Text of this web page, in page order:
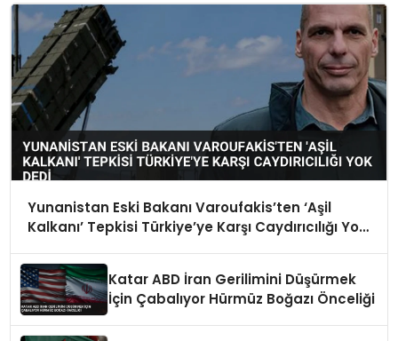
Yunanistan Eski Bakanı Varoufakis’ten ‘Aşil
Kalkanı’ Tepkisi Türkiye’ye Karşı Caydırıcılığı Yok
Katar ABD İran Gerilimini Düşürmek
İçin Çabalıyor Hürmüz Boğazı Önceliği